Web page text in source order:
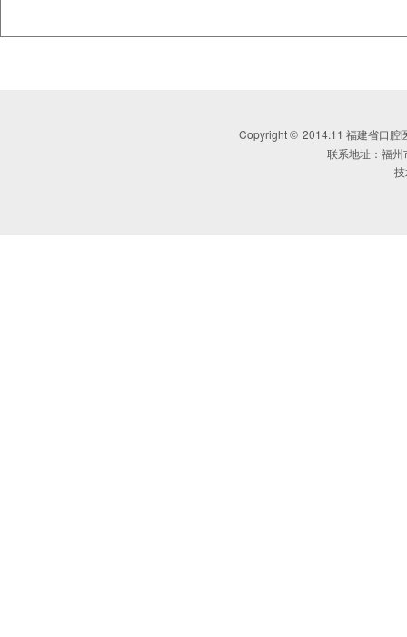
Copyright © 2014.11 福建省口腔
联系地址：福